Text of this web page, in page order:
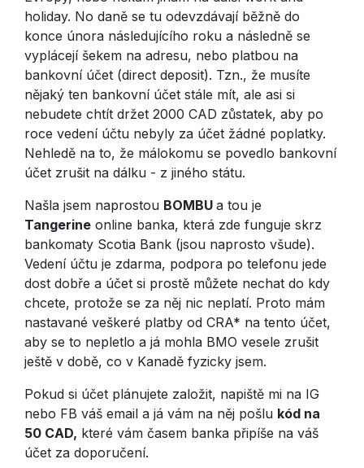
holiday. No daně se tu odevzdávají běžně do
konce února následujícího roku a následně se
vyplácejí šekem na adresu, nebo platbou na
bankovní účet (direct deposit). Tzn., že musíte
nějaký ten bankovní účet stále mít, ale asi si
nebudete chtít držet 2000 CAD zůstatek, aby po
roce vedení účtu nebyly za účet žádné poplatky.
Nehledě na to, že málokomu se povedlo bankovní
účet zrušit na dálku - z jiného státu.
Našla jsem naprostou BOMBU a tou je
Tangerine online banka, která zde funguje skrz
bankomaty Scotia Bank (jsou naprosto všude).
Vedení účtu je zdarma, podpora po telefonu jede
dost dobře a účet si prostě můžete nechat do kdy
chcete, protože se za něj nic neplatí. Proto mám
nastavané veškeré platby od CRA* na tento účet,
aby se to nepletlo a já mohla BMO vesele zrušit
ještě v době, co v Kanadě fyzicky jsem.
Pokud si účet plánujete založit, napiště mi na IG
nebo FB váš email a já vám na něj pošlu kód na
50 CAD, které vám časem banka připíše na váš
účet za doporučení.